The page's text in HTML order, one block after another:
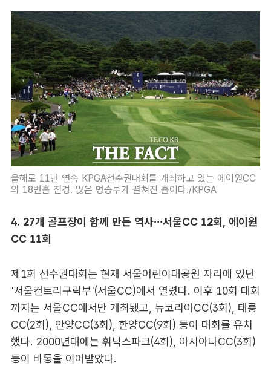
올해로 11년 연속 KPGA선수권대회를 개최하고 있는 에이원CC
의 18번홀 전경. 많은 명승부가 펼쳐진 홀이다./KPGA
4. 27개 골프장이 함께 만든 역사…서울CC 12회, 에이원
CC 11회
제1회 선수권대회는 현재 서울어린이대공원 자리에 있던
'서울컨트리구락부'(서울CC)에서 열렸다. 이후 10회 대회
까지는 서울CC에서만 개최됐고, 뉴코리아CC(3회), 태릉
CC(2회), 안양CC(3회), 한양CC(9회) 등이 대회를 유치
했다. 2000년대에는 휘닉스파크(4회), 아시아나CC(3회)
등이 바통을 이어받았다.